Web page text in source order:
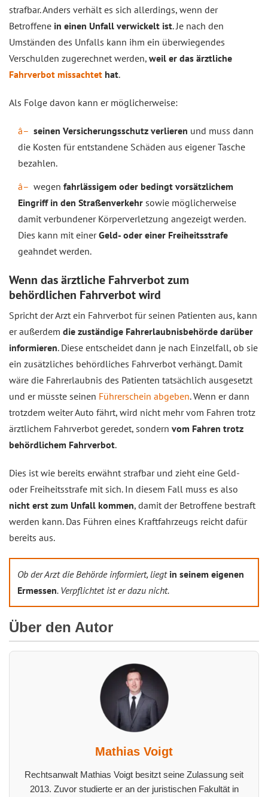
strafbar. Anders verhält es sich allerdings, wenn der
Betroffene in einen Unfall verwickelt ist. Je nach den
Umständen des Unfalls kann ihm ein überwiegendes
Verschulden zugerechnet werden, weil er das ärztliche
Fahrverbot missachtet hat.
Als Folge davon kann er möglicherweise:
seinen Versicherungsschutz verlieren und muss dann
die Kosten für entstandene Schäden aus eigener Tasche
bezahlen.
wegen fahrlässigem oder bedingt vorsätzlichem
Eingriff in den Straßenverkehr sowie möglicherweise
damit verbundener Körperverletzung angezeigt werden.
Dies kann mit einerGeld- oder einer Freiheitsstrafe
geahndet werden.
Wenn das ärztliche Fahrverbot zum
behördlichen Fahrverbot wird
Spricht der Arzt ein Fahrverbot für seinen Patienten aus, kann
er außerdem die zuständige Fahrerlaubnisbehörde darüber
informieren. Diese entscheidet dann je nach Einzelfall, ob sie
ein zusätzliches behördliches Fahrverbot verhängt. Damit
wäre die Fahrerlaubnis des Patienten tatsächlich ausgesetzt
und er müsste seinen Führerschein abgeben. Wenn er dann
trotzdem weiter Auto fährt, wird nicht mehr vom Fahren trotz
ärztlichem Fahrverbot geredet, sondern vom Fahren trotz
behördlichem Fahrverbot.
Dies ist wie bereits erwähnt strafbar und zieht eine Geld-
oder Freiheitsstrafe mit sich. In diesem Fall muss es also
nicht erst zum Unfall kommen, damit der Betroffene bestraft
werden kann. Das Führen eines Kraftfahrzeugs reicht dafür
bereits aus.
Ob der Arzt die Behörde informiert, liegt in seinem eigenen
Ermessen. Verpflichtet ist er dazu nicht.
Über den Autor
Mathias Voigt
Rechtsanwalt Mathias Voigt besitzt seine Zulassung seit
2013. Zuvor studierte er an der juristischen Fakultät in